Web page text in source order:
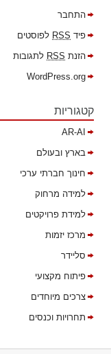
התחבר
פידRSSלפוסטים
הזנתRSSלתגובות
WordPress.org
קטגוריות
AR-AI
בארץ ובעולם
חינוך חברתי ערכי
למידה מרחוק
למידת פרויקטים
מרכז יזמות
סליידר
פיתוח מקצועי
צרכים מיוחדים
תחרויות וכנסים